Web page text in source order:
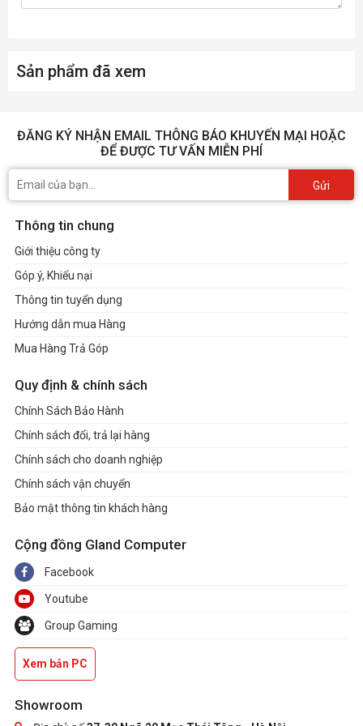
*Please refer to Memory Support List on
- 256Mb AMI UEFI Legal BIOS with GUI
Integrated AMD RDNA™ graphics (Actual
support may vary by CPU)
- 1 x HDMI 2.1 TMDS/FRL 8G Compatible,
resolution up to 4K 120Hz
- 2 x USB4, support HDCP 2.3 and max.
resolution up to 8K 30Hz*
* Only the CPU's embedded graphics can be
displayed through USB4 ports. If you want to
Ryzen™ 9000, 8000 and 7000 processors
with embedded graphics.
Audio
- 7.1 CH HD Audio with Content Protection
(Realtek ALC4082 Audio Codec)
- Individual PCB Layers for R/L Audio
- Direct Drive Technology on Front
headphone port (Supports up to 600 Ohm
headsets)
LAN
- 2.5 Gigabit LAN 10/100/1000/2500 Mb/s
- Killer E3100G
- Supports Killer LAN Software
Sản phẩm đã xem
ĐĂNG KÝ NHẬN EMAIL THÔNG BÁO KHUYẾN MẠI HOẶC
ĐỂ ĐƯỢC TƯ VẤN MIỄN PHÍ
Gửi
Thông tin chung
Giới thiệu công ty
Góp ý, Khiếu nại
Thông tin tuyển dụng
Hướng dẫn mua Hàng
Mua Hàng Trả Góp
Quy định & chính sách
Chính Sách Bảo Hành
Chính sách đổi, trả lại hàng
Chính sách cho doanh nghiệp
Chính sách vận chuyển
Bảo mật thông tin khách hàng
Cộng đồng Gland Computer
Facebook
Youtube
Group Gaming
Xem bản PC
Showroom